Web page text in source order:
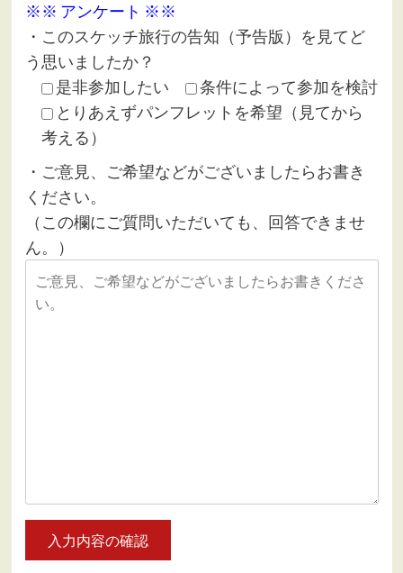
※※ アンケート ※※
・このスケッチ旅行の告知（予告版）を見てど
う思いましたか？
是非参加したい
条件によって参加を検討
とりあえずパンフレットを希望（見てから
考える）
・ご意見、ご希望などがございましたらお書き
ください。
（この欄にご質問いただいても、回答できませ
ん。）